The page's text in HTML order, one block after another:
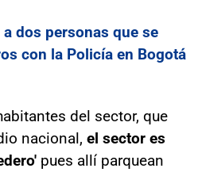
a dos personas que se
con la Policía en Bogotá
del sector, que
nacional, el sector es
pues allí parquean